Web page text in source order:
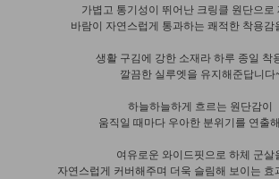
가볍고 통기성이 뛰어난 크링클 원단으로
바람이 자연스럽게 통과하는 쾌적한 착용감
생활 구김에 강한 소재라 하루 종일 착
깔끔한 실루엣을 유지해준답니다
하늘하늘하게 흐르는 원단감이
움직일 때마다 우아한 분위기를 연출
여유로운 와이드핏으로 하체 군살
자연스럽게 커버해주며 더욱 슬림해 보이는 효